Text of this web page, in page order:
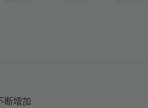
断增加